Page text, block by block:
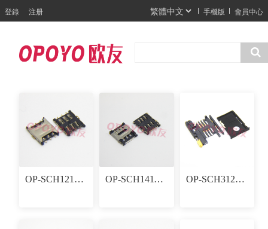
登錄 注册 手機版 會員中心
OP-SCH121006P 12.5x10.85x1.35mm NANO SIM卡座连接器 OP-SCH141106F 14.1x11.2x1.40mm NANO SIM卡座连接器 OP-SCH312562DT 31×25X3.00MM 6+2P SIM卡座连接器